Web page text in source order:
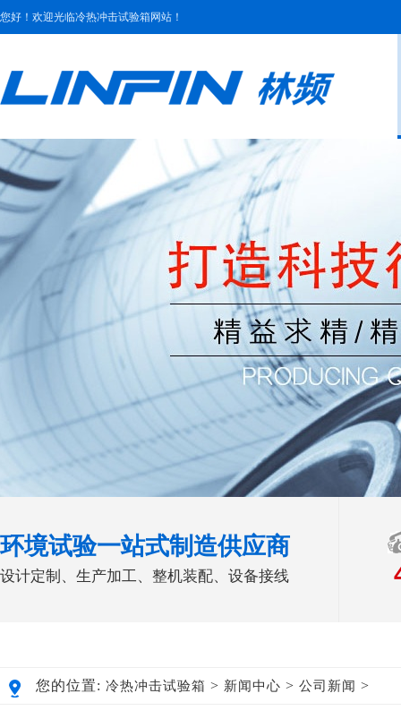
您好！欢迎光临冷热冲击试验箱网站！
环境试验一站式制造供应商
设计定制、生产加工、整机装配、设备接线
您的位置: 冷热冲击试验箱 > 新闻中心 > 公司新闻 >